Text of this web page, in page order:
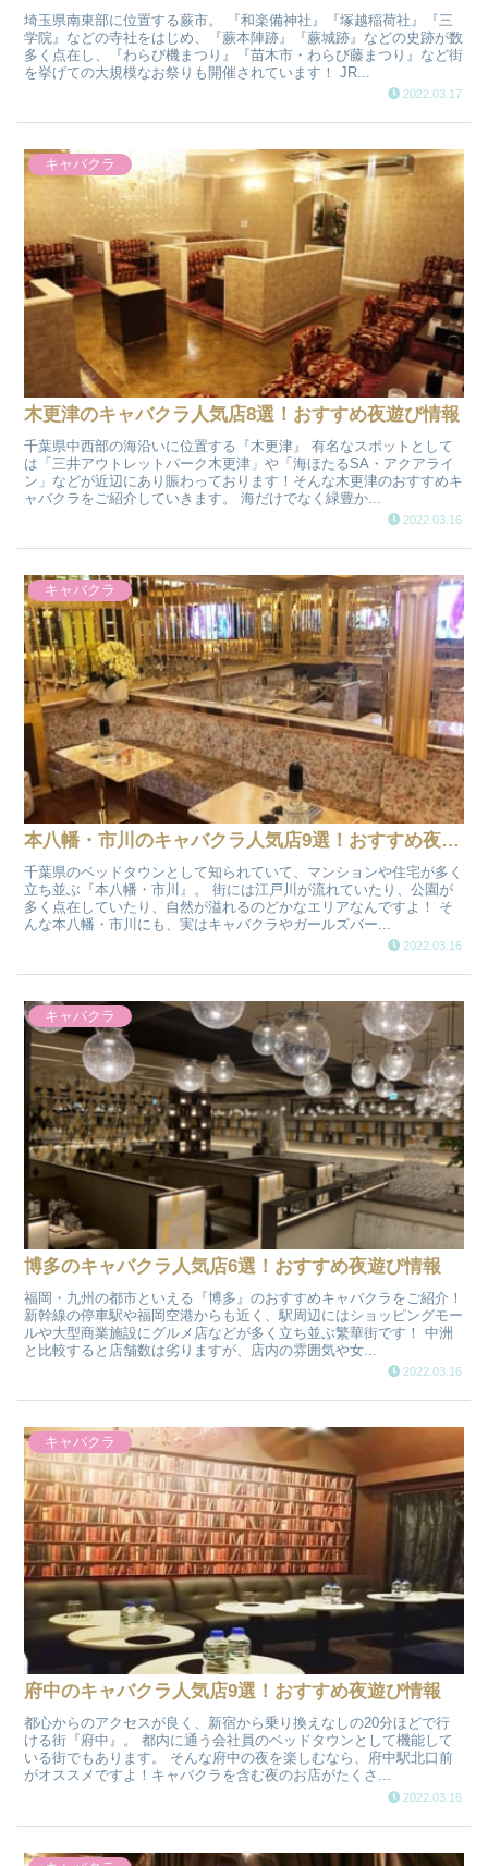
埼玉県南東部に位置する蕨市。 『和楽備神社』『塚越稲荷社』『三
学院』などの寺社をはじめ、『蕨本陣跡』『蕨城跡』などの史跡が数
多く点在し、『わらび機まつり』『苗木市・わらび藤まつり』など街
を挙げての大規模なお祭りも開催されています！ JR...
2022.03.17
キャバクラ
木更津のキャバクラ人気店8選！おすすめ夜遊び情報
千葉県中西部の海沿いに位置する『木更津』 有名なスポットとして
は「三井アウトレットパーク木更津」や「海ほたるSA・アクアライ
ン」などが近辺にあり賑わっております！そんな木更津のおすすめキ
ャバクラをご紹介していきます。 海だけでなく緑豊か...
2022.03.16
キャバクラ
本八幡・市川のキャバクラ人気店9選！おすすめ夜遊び情報
千葉県のベッドタウンとして知られていて、マンションや住宅が多く
立ち並ぶ『本八幡・市川』。 街には江戸川が流れていたり、公園が
多く点在していたり、自然が溢れるのどかなエリアなんですよ！ そ
んな本八幡・市川にも、実はキャバクラやガールズバー...
2022.03.16
キャバクラ
博多のキャバクラ人気店6選！おすすめ夜遊び情報
福岡・九州の都市といえる『博多』のおすすめキャバクラをご紹介！
新幹線の停車駅や福岡空港からも近く、駅周辺にはショッピングモー
ルや大型商業施設にグルメ店などが多く立ち並ぶ繁華街です！ 中洲
と比較すると店舗数は劣りますが、店内の雰囲気や女...
2022.03.16
キャバクラ
府中のキャバクラ人気店9選！おすすめ夜遊び情報
都心からのアクセスが良く、新宿から乗り換えなしの20分ほどで行
ける街『府中』。 都内に通う会社員のベッドタウンとして機能して
いる街でもあります。 そんな府中の夜を楽しむなら、府中駅北口前
がオススメですよ！キャバクラを含む夜のお店がたくさ...
2022.03.16